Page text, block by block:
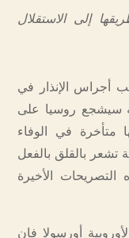
إلى الاستقلال
أجراس الإنذار في
سيشجع روسيا على
متأخرة في الوفاء
تشعر بالقلق بالفعل
التصريحات الأخيرة
أورسولا فان